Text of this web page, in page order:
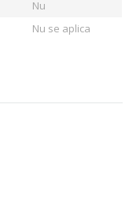
Nu
Nu se aplica